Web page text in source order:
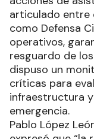
articulado entre
como Defensa
operativos,
resguardo de
dispuso un
críticas para
infraestructura
emergencia.
Pablo López